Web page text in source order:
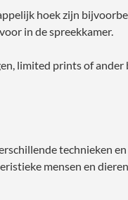
hoek zijn
in de spreekkamer.
limited prints of
technieken
mensen en